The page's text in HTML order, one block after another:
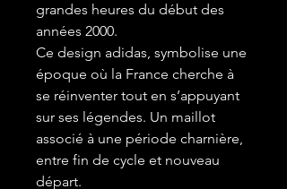
grandes heures du début des
années 2000.
Ce design adidas, symbolise une
époque où la France cherche à
se réinventer tout en s’appuyant
sur ses légendes. Un maillot
associé à une période charnière,
entre fin de cycle et nouveau
départ.